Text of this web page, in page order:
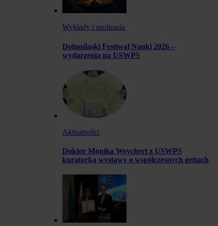
Wykłady i spotkania
Dolnośląski Festiwal Nauki 2026 –
wydarzenia na USWPS
Aktualności
Doktor Monika Weychert z USWPS
kuratorką wystawy o współczesnych gettach